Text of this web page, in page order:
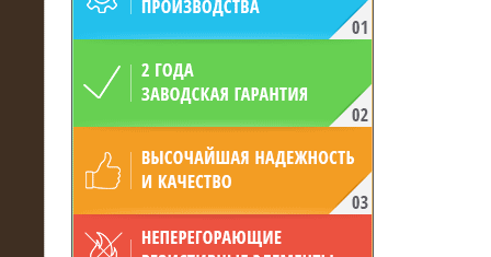
произведён высоковольтный
нагрузочный комплекс 24 МВт с
напряжением 6/10 кВ